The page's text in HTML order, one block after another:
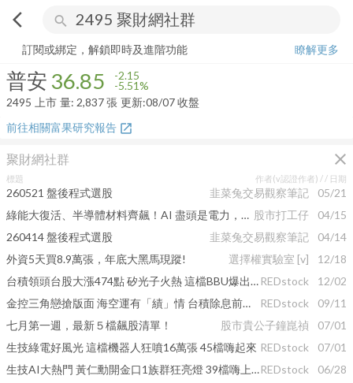
arrow_back_ios search
普安 36.85-5.51%
訂閱或綁定，解鎖即時及進階功能
瞭解更多
普安 36.85 -2.15
-5.51%
2495
上市 量: 2,837張 更新:08/07 收盤
前往相關富果研究報告 open_in_new
聚財網社群 close
標題 作者(v認證作者) / / 日期
260521 盤後程式選股 韭菜兔交易觀察筆記
05/21
綠能大復活、半導體材料齊飆！AI 盡頭是電力，掌握從 CPO 到 FOPLP 的轉型暴利 股市打工仔
04/15
260414 盤後程式選股
韭菜兔交易觀察筆記
04/14
外資5天買8.9萬張，年底大黑馬現蹤!
選擇權實驗室 [v]
12/18
台積領頭台股大漲474點 矽光子火熱 這檔BBU爆出11萬張天量 REDstock
12/02
金控三角戀搶版面 海空運有「績」情 台積除息前收小黑
REDstock
09/11
七月第一週，最新５檔飆股清單！
股市貴公子鐘崑禎
07/01
生技綠電好風光 這檔機器人狂噴16萬張 45檔嗨起來 REDstock
07/01
生技AI大熱門 黃仁勳開金口1族群狂亮燈 39檔嗨上天REDstock
06/28